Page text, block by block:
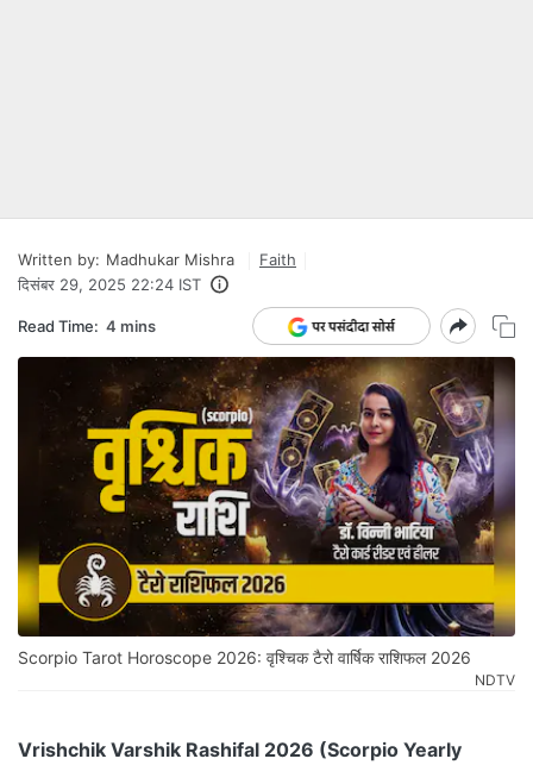
Written by: Madhukar Mishra
Faith
दिसंबर 29, 2025 22:24 IST
Read Time: 4 mins
Scorpio Tarot Horoscope 2026: वृश्चिक टैरो वार्षिक राशिफल 2026
NDTV
Vrishchik Varshik Rashifal 2026 (Scorpio Yearly